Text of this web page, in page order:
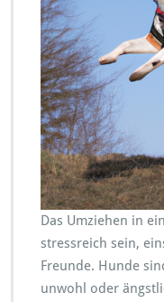
Das Umziehen in
stressreich sein,
Freunde. Hunde
unwohl oder